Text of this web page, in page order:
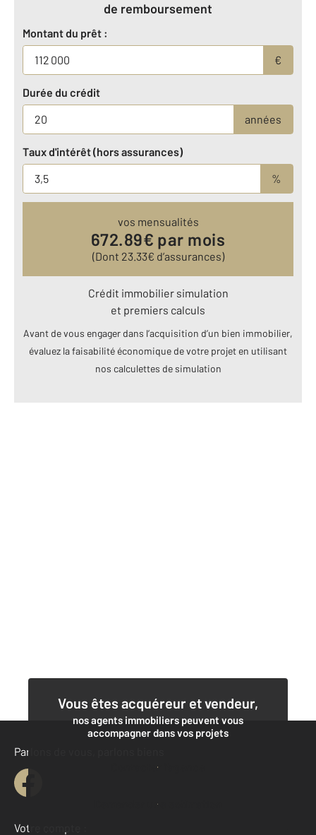
de remboursement
Montant du prêt :
€
Durée du crédit
années
Taux d'intérêt (hors assurances)
%
vos mensualités
672.89€ par mois
(Dont 23.33€ d’assurances)
Crédit immobilier simulation
et premiers calculs
Avant de vous engager dans l’acquisition d’un bien immobilier,
évaluez la faisabilité économique de votre projet en utilisant
nos calculettes de simulation
Vous êtes acquéreur et vendeur,
nos agents immobiliers peuvent vous
accompagner dans vos projets
Contacter l'agence
Demander une estimation
Parlons de vous, parlons biens
Votre compte :